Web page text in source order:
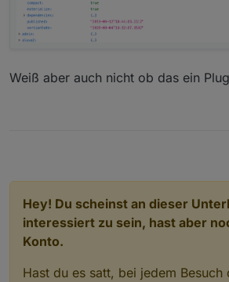
Weiß aber auch nicht ob das ein
Hey! Du scheinst an dieser
interessiert zu sein, hast aber
Konto.
Hast du es satt, bei jedem Besuch